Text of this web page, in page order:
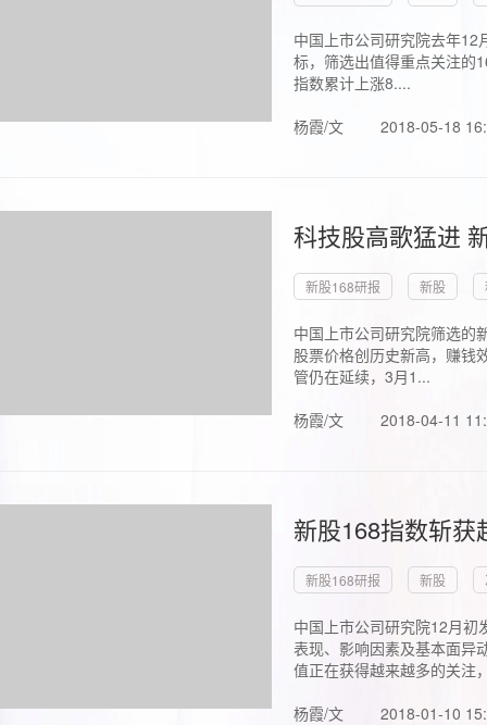
中国上市公司研究院去年
标，筛选出值得重点关注的
指数累计上涨8....
杨霞/文
2018-05-18
科技股高歌猛进
新股168研报 新股
中国上市公司研究院筛选的
股票价格创历史新高，赚钱
管仍在延续，3月1...
杨霞/文
2018-04-11
新股168指数斩
新股168研报 新股
中国上市公司研究院12月初
表现、影响因素及基本面异
值正在获得越来越多的关注
杨霞/文
2018-01-10